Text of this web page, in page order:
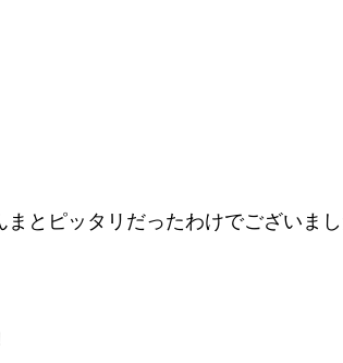
とピッタリだったわけでございまし